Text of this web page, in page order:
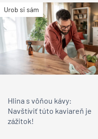
Urob si sám
Hlina s vôňou kávy:
Navštíviť túto kaviareň je
zážitok!